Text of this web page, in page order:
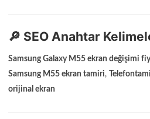
🔎 SEO Anahtar
Samsung Galaxy M55 ekran değişimi
Samsung M55 ekran tamiri,
orijinal ekran